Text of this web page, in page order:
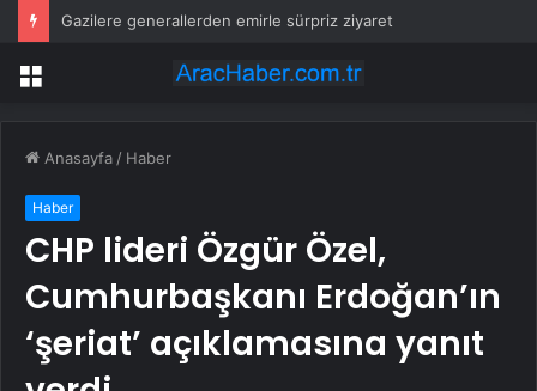
Gazilere generallerden emirle sürpriz ziyaret
Menü
Anasayfa / Haber
Haber
CHP lideri Özgür Özel,
Cumhurbaşkanı Erdoğan’ın
‘şeriat’ açıklamasına yanıt